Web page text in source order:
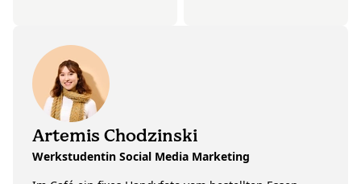
Artemis Chodzinski
Werkstudentin Social Media Marketing